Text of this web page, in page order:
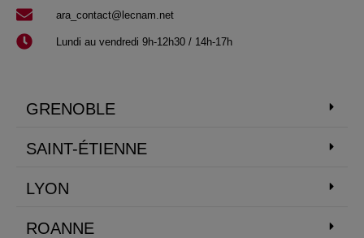
ara_contact@lecnam.net
Lundi au vendredi 9h-12h30 / 14h-17h
GRENOBLE
SAINT-ÉTIENNE
LYON
ROANNE